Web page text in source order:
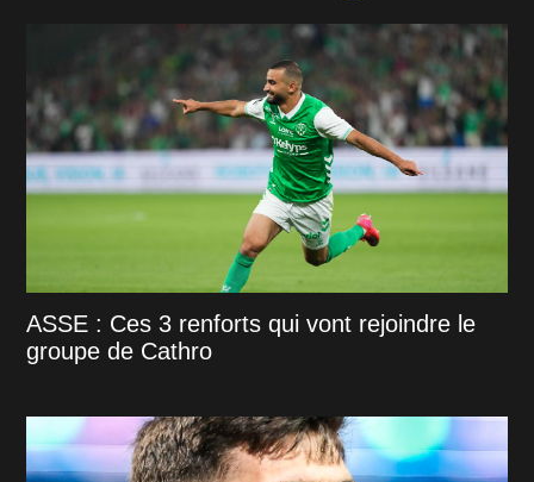
ASSE : Ces 3 renforts qui vont rejoindre le
groupe de Cathro